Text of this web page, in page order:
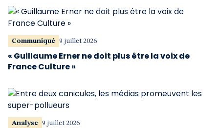
Communiqué 9 juillet 2026
« Guillaume Erner ne doit plus être la voix de
France Culture »
Analyse 9 juillet 2026